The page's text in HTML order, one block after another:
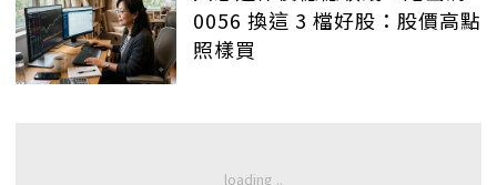
0056 換這 3 檔好股：股價高點
照樣買